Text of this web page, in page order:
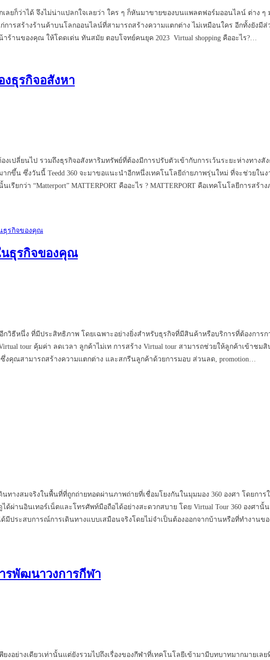
ลยก็ว่าได้ จึงไม่น่าแปลกใจเลยว่า ใคร ๆ ก็หันมาขายของบนแพลตฟอร์มออนไลน์ ต่าง
การสร้างร้านค้าบนโลกออนไลน์ที่สามารถสร้างความแตกต่าง ไม่เหมือนใคร อีกทั้งยัง
าร้านของคุณ ให้โดดเด่น ทันสมัย ตอบโจทย์คนยุค 2023 Virtual shopping คืออะไร?…
งธุรกิจอสังหา
ปลี่ยนไป รวมถึงธุรกิจอสังหาริมทรัพย์ที่ต้องมีการปรับตัวเข้ากับการเว้นระยะห่างทางสั
ขึ้น ซึ่งวันนี้ Teedd 360 จะมาขอแนะนำอีกหนึ่งเทคโนโลยีถ่ายภาพรุ่นใหม่ ที่จะช่วยใ
ยกว่า “Matterport” MATTERPORT คืออะไร ? MATTERPORT คือเทคโนโลยีการส
นธุรกิจของคุณ
วิธีหนึ่ง ที่มีประสิทธิภาพ โดยเฉพาะอย่างยิ่งสำหรับธุรกิจที่มีสินค้าหรือบริการที่ต้องการ
tour คุ้มค่า ลดเวลา ลูกค้าไม่เท การสร้าง Virtual tour สามารถช่วยให้ลูกค้าเข้าช
คุณสามารถสร้างความแตกต่าง และสกรีนลูกค้าด้วยการมอบ ส่วนลด, promotion…
ดินทางสมจริงในพื้นที่ที่ถูกถ่ายทอดผ่านภาพถ่ายที่เชื่อมโยงกันในมุมมอง 360 องศา โดยก
ด้ผ่านอินเทอร์เน็ตและโทรศัพท์มือถือได้อย่างสะดวกสบาย โดย Virtual Tour 360 องศ
ประสบการณ์การเดินทางแบบเสมือนจริงโดยไม่จำเป็นต้องออกจากบ้านหรือที่ทำงานขอ
รพัฒนาวงการกีฬา
อย่างเดียวเท่านั้นแต่ยังรวมไปถึงเรื่องของกีฬาที่เทคโนโลยีเข้ามามีบทบาทมากมายเล